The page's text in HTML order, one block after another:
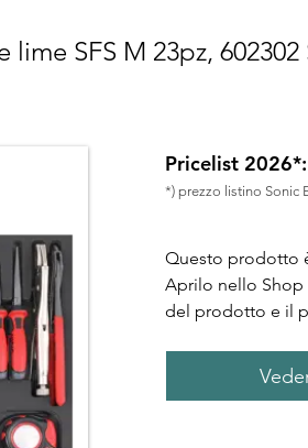
SFS M 23pz,
Pricelist
*) prezzo listino Sonic
Questo prodotto
Aprilo nello Shop
del prodotto e il